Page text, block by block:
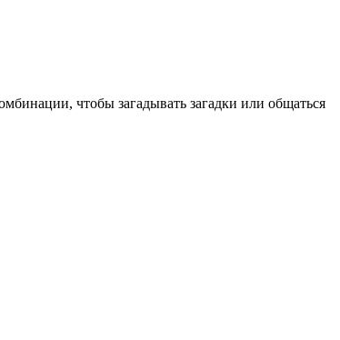
чтобы загадывать загадки или общаться